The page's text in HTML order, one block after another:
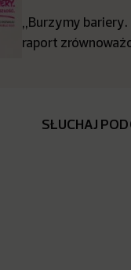
„Burzymy
raport
SŁUCHAJ